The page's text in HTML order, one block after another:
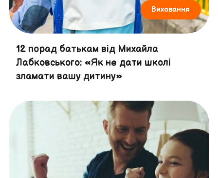
Виховання
12 порад батькам від Михайла
Лабковського: «Як не дати школі
зламати вашу дитину»